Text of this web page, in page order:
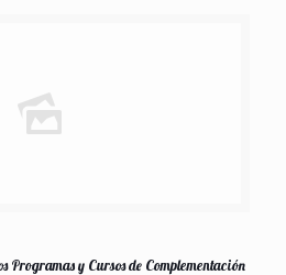
Programas y Cursos de Complementación